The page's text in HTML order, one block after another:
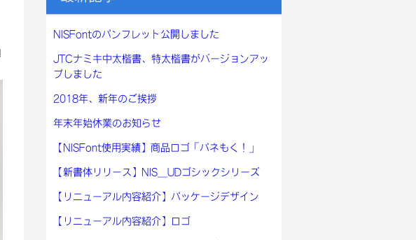
NISFontのパンフレット公開しました
JTCナミキ中太楷書、特太楷書がバージョンアッ
プしました
2018年、新年のご挨拶
年末年始休業のお知らせ
【NISFont使用実績】商品ロゴ「パネもく！」
【新書体リリース】NIS_UDゴシックシリーズ
【リニューアル内容紹介】パッケージデザイン
【リニューアル内容紹介】ロゴ